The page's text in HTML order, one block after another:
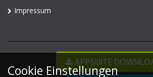
Impressum
APPSUITE
Cookie Einstellungen